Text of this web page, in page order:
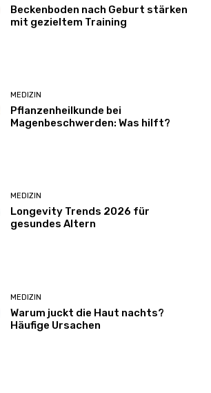
Beckenboden nach Geburt stärken
mit gezieltem Training
MEDIZIN
Pflanzenheilkunde bei
Magenbeschwerden: Was hilft?
MEDIZIN
Longevity Trends 2026 für
gesundes Altern
MEDIZIN
Warum juckt die Haut nachts?
Häufige Ursachen